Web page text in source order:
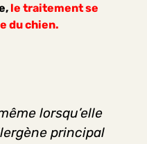
le traitement se
du chien.
lorsqu’elle
principal